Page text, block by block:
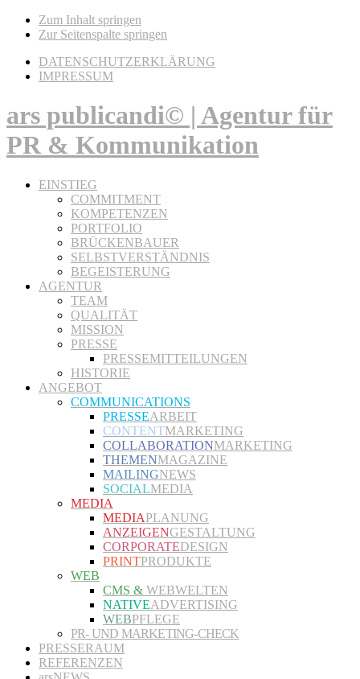
Zum Inhalt springen
Zur Seitenspalte springen
DATENSCHUTZERKLÄRUNG
IMPRESSUM
ars publicandi© | Agentur für
PR & Kommunikation
EINSTIEG
COMMITMENT
KOMPETENZEN
PORTFOLIO
BRÜCKENBAUER
SELBSTVERSTÄNDNIS
BEGEISTERUNG
AGENTUR
TEAM
QUALITÄT
MISSION
PRESSE
PRESSEMITTEILUNGEN
HISTORIE
ANGEBOT
COMMUNICATIONS
PRESSEARBEIT
CONTENTMARKETING
COLLABORATIONMARKETING
THEMENMAGAZINE
MAILINGNEWS
SOCIALMEDIA
MEDIA
MEDIAPLANUNG
ANZEIGENGESTALTUNG
CORPORATEDESIGN
PRINTPRODUKTE
WEB
CMS & WEBWELTEN
NATIVEADVERTISING
WEBPFLEGE
PR- UND MARKETING-CHECK
PRESSERAUM
REFERENZEN